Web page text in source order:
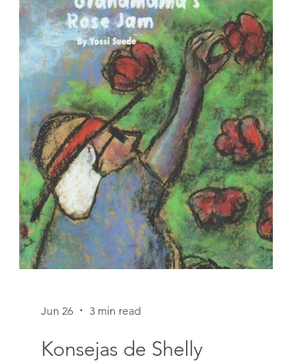
an amazing graphic novel, inspired by
a true story. By using
Konsejas de Shelly
Jun 26 3 min read